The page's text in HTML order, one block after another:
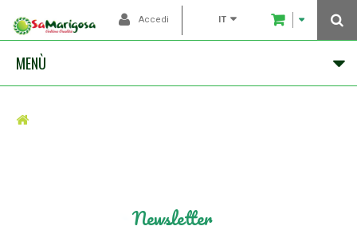
Accedi IT
MENÙ
Newsletter